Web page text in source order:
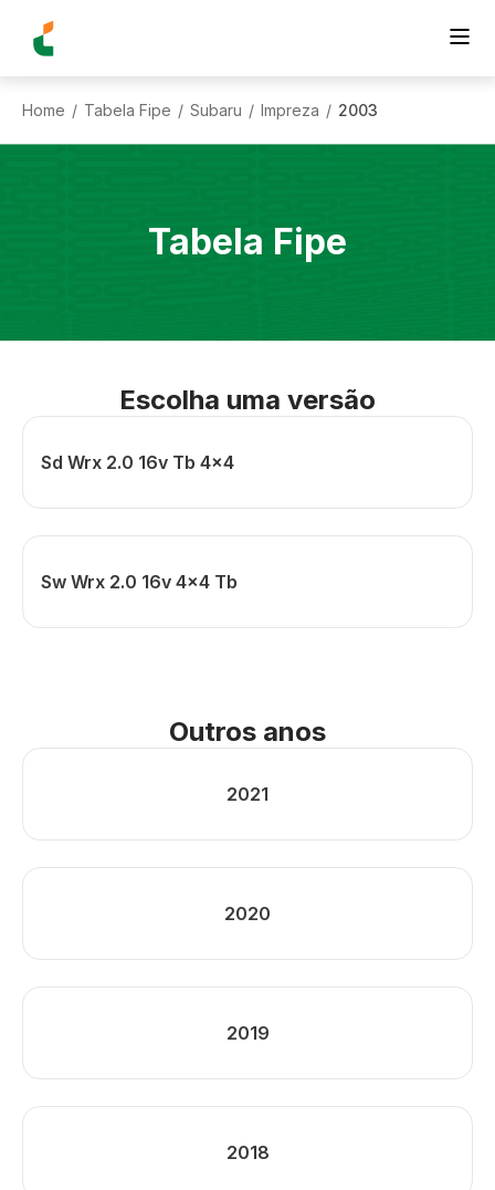
Home / Tabela Fipe / Subaru / Impreza / 2003
Tabela Fipe
Escolha uma versão
Sd Wrx 2.0 16v Tb 4x4
Sw Wrx 2.0 16v 4x4 Tb
Outros anos
2021
2020
2019
2018